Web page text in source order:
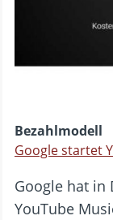
Bezahlmodell
Google startet
Google hat in
YouTube